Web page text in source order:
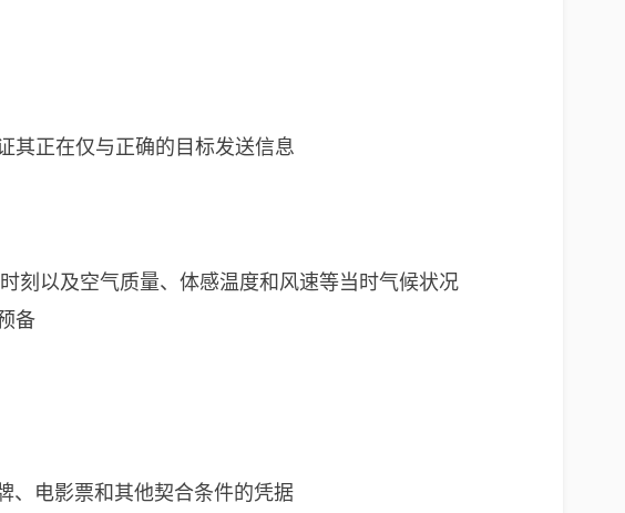
其正在仅与正确的目标发送信息
刻以及空气质量、体感温度和风速等当时气候状况
备
、电影票和其他契合条件的凭据